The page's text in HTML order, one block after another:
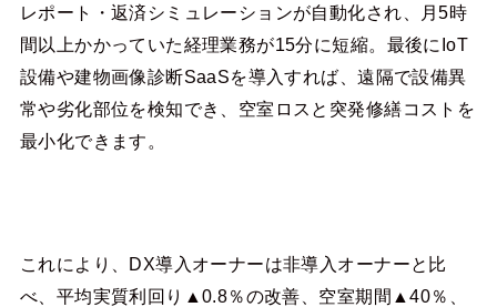
レポート・返済シミュレーションが自動化され、月5時
間以上かかっていた経理業務が15分に短縮。最後にIoT
設備や建物画像診断SaaSを導入すれば、遠隔で設備異
常や劣化部位を検知でき、空室ロスと突発修繕コストを
最小化できます。
これにより、DX導入オーナーは非導入オーナーと比
べ、平均実質利回り▲0.8％の改善、空室期間▲40％、